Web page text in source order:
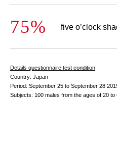
75% five o’clock
Details questionnaire test condition
Country: Japan
Period: September 25 to September 28
Subjects: 100 males from the ages of 20 to